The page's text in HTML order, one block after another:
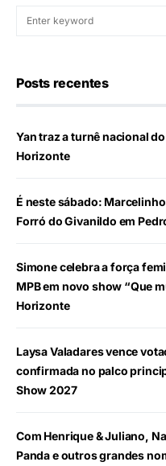
Posts recentes
Yan traz a turnê nacional
Horizonte
É neste sábado:
Forró do Givanildo em
Simone celebra a força
MPB em novo show “Que
Horizonte
Laysa Valadares vence
confirmada no palco
Show 2027
Com Henrique & Juliano,
Panda e outros grandes